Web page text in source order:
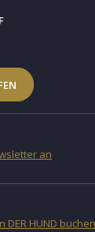
an
DER HUND buchen